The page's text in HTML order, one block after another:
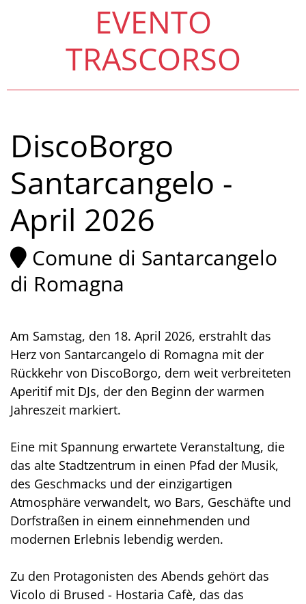
EVENTO
TRASCORSO
DiscoBorgo
Santarcangelo -
April 2026
Comune di Santarcangelo
di Romagna
Am Samstag, den 18. April 2026, erstrahlt das
Herz von Santarcangelo di Romagna mit der
Rückkehr von DiscoBorgo, dem weit verbreiteten
Aperitif mit DJs, der den Beginn der warmen
Jahreszeit markiert.
Eine mit Spannung erwartete Veranstaltung, die
das alte Stadtzentrum in einen Pfad der Musik,
des Geschmacks und der einzigartigen
Atmosphäre verwandelt, wo Bars, Geschäfte und
Dorfstraßen in einem einnehmenden und
modernen Erlebnis lebendig werden.
Zu den Protagonisten des Abends gehört das
Vicolo di Brused - Hostaria Cafè, das das